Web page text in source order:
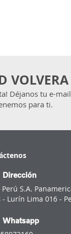
VOLVERA
Déjanos tu e-
para ti.
Dirección
Perú S.A.
- Lurín Lima 016 -
Whatsapp